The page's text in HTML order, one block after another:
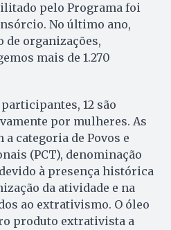
pelo Programa foi
No último ano,
de organizações,
mais de 1.270
12 são
por mulheres. As
categoria de Povos e
(PCT), denominação
à presença histórica
da atividade e na
ao extrativismo. O óleo
produto extrativista a